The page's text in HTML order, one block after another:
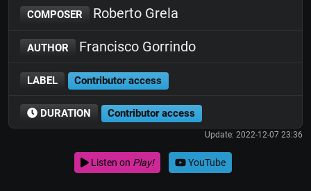
COMPOSER Roberto Grela
AUTHOR Francisco Gorrindo
LABEL Contributor access
DURATION Contributor access
Update: 2022-12-07 23:36
Listen on Play! YouTube